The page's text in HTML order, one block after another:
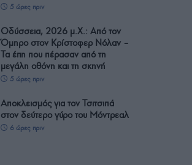
5 ώρες πριν
Οδύσσεια, 2026 μ.Χ.: Από τον
Όμηρο στον Κρίστοφερ Νόλαν –
Τα έπη που πέρασαν από τη
μεγάλη οθόνη και τη σκηνή
5 ώρες πριν
Αποκλεισμός για τον Τσιτσιπά
στον δεύτερο γύρο του Μόντρεαλ
6 ώρες πριν